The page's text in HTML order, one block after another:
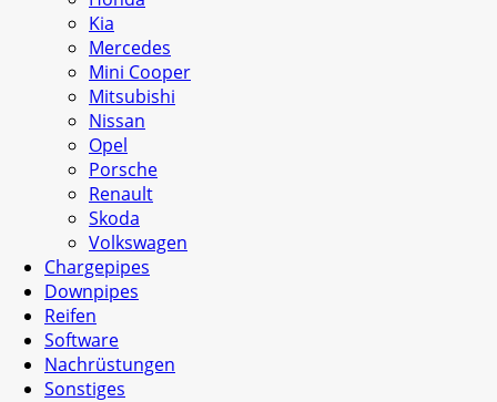
Kia
Mercedes
Mini Cooper
Mitsubishi
Nissan
Opel
Porsche
Renault
Skoda
Volkswagen
Chargepipes
Downpipes
Reifen
Software
Nachrüstungen
Sonstiges